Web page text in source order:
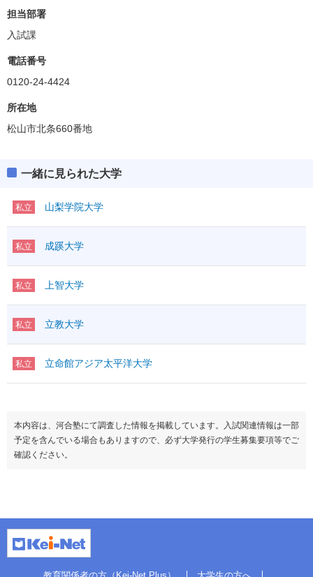
担当部署
入試課
電話番号
0120-24-4424
所在地
松山市北条660番地
一緒に見られた大学
私立 山梨学院大学
私立 成蹊大学
私立 上智大学
私立 立教大学
私立 立命館アジア太平洋大学
本内容は、河合塾にて調査した情報を掲載しています。入試関連情報は一部
予定を含んでいる場合もありますので、必ず大学発行の学生募集要項等でご
確認ください。
教育関係者の方（Kei-Net Plus） 大学生の方へ